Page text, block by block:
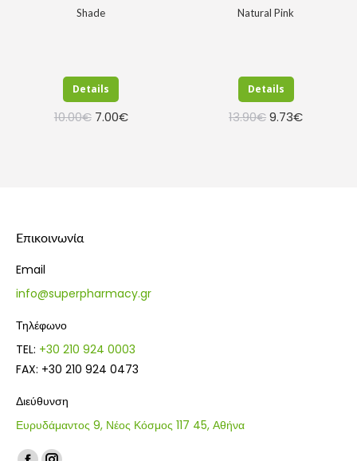
Shade
10.00€ Original
7.00€Η
Details
Natural Pink
13.90€Original
9.73€Η
Details
Επικοινωνία
Email
info@superpharmacy.gr
Τηλέφωνο
TEL: +30 210 924 0003
FAX: +30 210 924 0473
Διεύθυνση
Ευρυδάμαντος 9, Νέος Κόσμος 117 45, Αθήνα
Find us on: